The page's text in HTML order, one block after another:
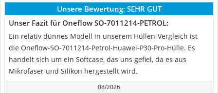
Unsere Bewertung: SEHR GUT
Unser Fazit für Oneflow SO-7011214-PETROL:
Ein relativ dünnes Modell in unserem Hüllen-Vergleich ist
die Oneflow-SO-7011214-Petrol-Huawei-P30-Pro-Hülle. Es
handelt sich um ein Softcase, das uns gefiel, da es aus
Mikrofaser und Silikon hergestellt wird.
08/2026